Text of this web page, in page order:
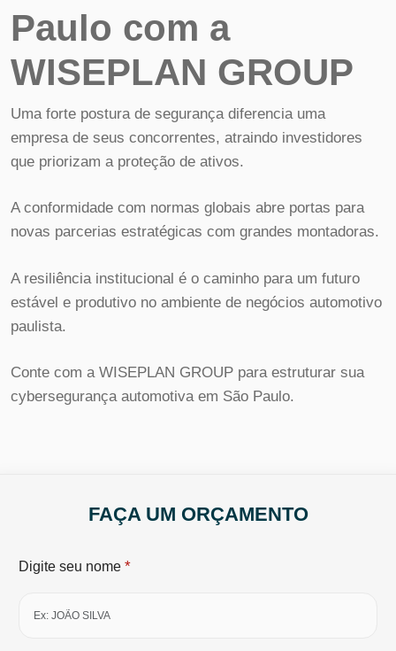
Paulo com a
WISEPLAN GROUP
Uma forte postura de segurança diferencia uma
empresa de seus concorrentes, atraindo investidores
que priorizam a proteção de ativos.
A conformidade com normas globais abre portas para
novas parcerias estratégicas com grandes montadoras.
A resiliência institucional é o caminho para um futuro
estável e produtivo no ambiente de negócios automotivo
paulista.
Conte com a WISEPLAN GROUP para estruturar sua
cybersegurança automotiva em São Paulo.
FAÇA UM ORÇAMENTO
Digite seu nome *